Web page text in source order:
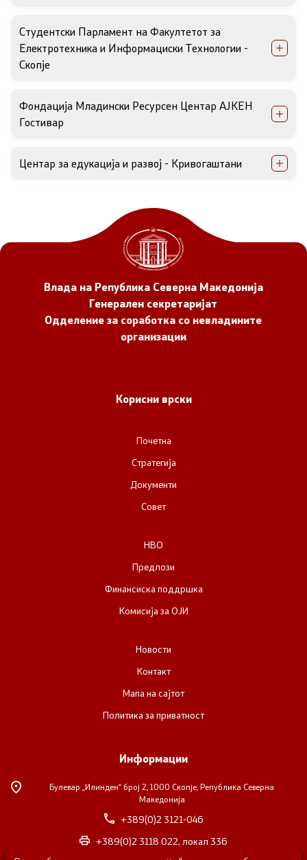
Студентски Парламент на Факултетот за
Електротехника и Информациски Технологии -
Скопје
Фондација Младински Ресурсен Центар АЈКЕН
Гостивар
Центар за едукација и развој - Кривогаштани
Влада на Република Северна Македонија
Генерален секретаријат
Одделение за соработка со невладините
организации
Корисни врски
Почетна
Стратегија
Документи
Совет
НВО
Предлози
Финансиска поддршка
Комисија за ОЈИ
Новости
Контакт
Мапа на сајтот
Политика за приватност
Информации
Булевар „Илинден“ број 2, 1000 Скопје, Република Северна
Македонија
+389(0)2 3121-046
+389(0)2 3118 022, локал 336